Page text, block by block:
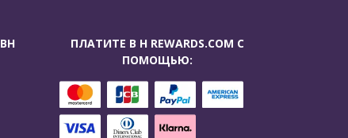
ПЛАТИТЕ В H REWARDS.COM С
ПОМОЩЬЮ: